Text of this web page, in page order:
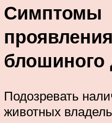
Симптомы
проявления
блошиного
Подозревать
животных